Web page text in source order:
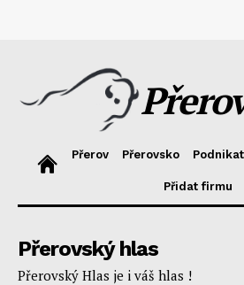
Přerov Přerovsko
Přidat firmu
Přerovský hlas
Přerovský Hlas je i váš hlas !